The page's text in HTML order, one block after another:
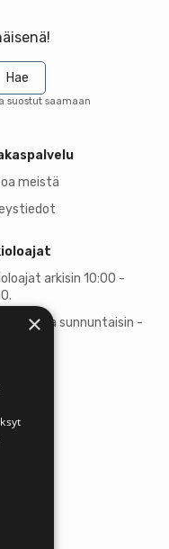
Hae
suostut saamaan
meistä
arkisin 10:00 -
ja sunnuntaisin -
×